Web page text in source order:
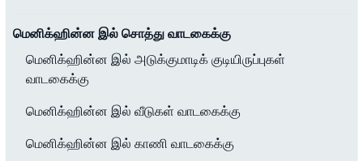
மெனிக்ஹின்ன இல் சொத்து வாடகைக்கு
மெனிக்ஹின்ன இல் அடுக்குமாடிக் குடியிருப்புகள்
வாடகைக்கு
மெனிக்ஹின்ன இல் வீடுகள் வாடகைக்கு
மெனிக்ஹின்ன இல் காணி வாடகைக்கு